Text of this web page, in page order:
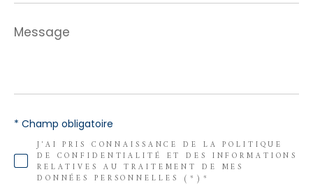
Message
*
J'AI PRIS CONNAISSANCE DE LA POLITIQUE
DE CONFIDENTIALITÉ ET DES INFORMATIONS
RELATIVES AU TRAITEMENT DE MES
DONNÉES PERSONNELLES (*)*
* Champ obligatoire